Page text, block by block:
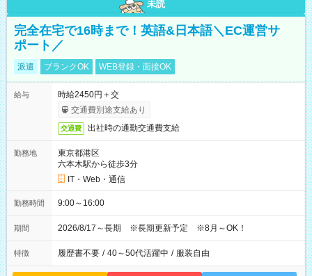
未読
完全在宅で16時まで！英語&日本語＼EC運営サ
ポート／
派遣 ブランクOK WEB登録・面接OK
給与
時給2450円＋交
交通費別途支給あり
交通費 出社時の通勤交通費支給
勤務地
東京都港区
六本木駅から徒歩3分
IT・Web・通信
勤務時間 9:00～16:00
期間 2026/8/17～長期 ※長期更新予定 ※8月～OK！
特徴 履歴書不要 / 40～50代活躍中 / 服装自由